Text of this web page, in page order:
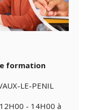
formation
LE-PENIL
- 14H00 à